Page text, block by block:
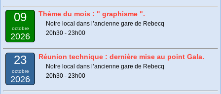
09
octobre
2026
Thème du mois : " graphisme ".
Notre local dans l’ancienne gare de Rebecq
20h30 - 23h00
23
octobre
2026
Réunion technique : dernière mise au point Gala.
Notre local dans l’ancienne gare de Rebecq
20h30 - 23h00